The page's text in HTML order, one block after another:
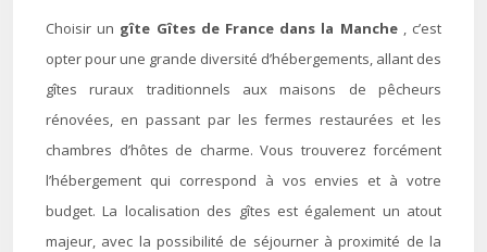
Choisir un gîte Gîtes de France dans la Manche , c’est
opter pour une grande diversité d’hébergements, allant des
gîtes ruraux traditionnels aux maisons de pêcheurs
rénovées, en passant par les fermes restaurées et les
chambres d’hôtes de charme. Vous trouverez forcément
l’hébergement qui correspond à vos envies et à votre
budget. La localisation des gîtes est également un atout
majeur, avec la possibilité de séjourner à proximité de la